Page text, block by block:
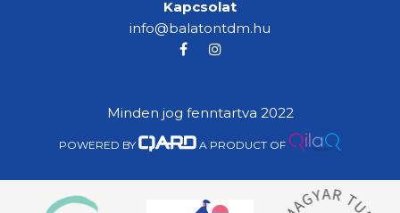
Kapcsolat
info@balatontdm.hu
Minden jog fenntartva 2022
POWERED BY A PRODUCT OF